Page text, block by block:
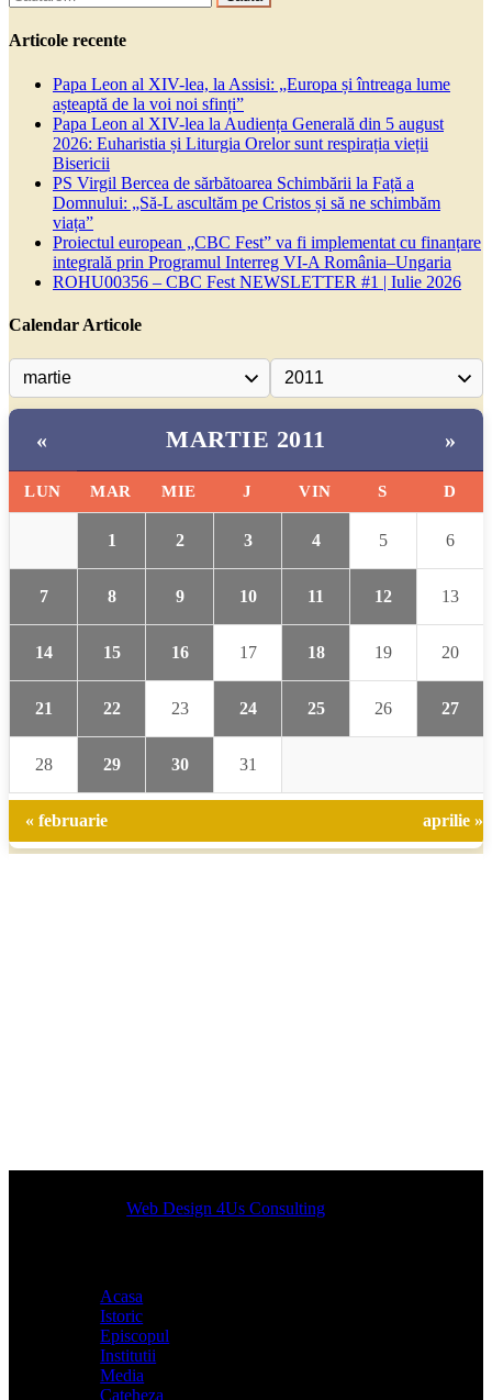
după:
Articole recente
Papa Leon al XIV-lea, la Assisi: „Europa și întreaga lume
așteaptă de la voi noi sfinți”
Papa Leon al XIV-lea la Audiența Generală din 5 august
2026: Euharistia și Liturgia Orelor sunt respirația vieții
Bisericii
PS Virgil Bercea de sărbătoarea Schimbării la Față a
Domnului: „Să-L ascultăm pe Cristos și să ne schimbăm
viața”
Proiectul european „CBC Fest” va fi implementat cu finanțare
integrală prin Programul Interreg VI-A România–Ungaria
ROHU00356 – CBC Fest NEWSLETTER #1 | Iulie 2026
Calendar Articole
« MARTIE 2011 »
LUN MAR MIE J VIN S D
1 2 3 4 5 6
7 8 9 10 11 12 13
14 15 16 17 18 19 20
21 22 23 24 25 26 27
28 29 30 31
« februarie aprilie »
Designed byWeb Design 4Us Consulting
Acasa
Istoric
Episcopul
Institutii
Media
Cateheza